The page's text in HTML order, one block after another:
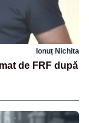
Ionuț Nichita
de FRF după